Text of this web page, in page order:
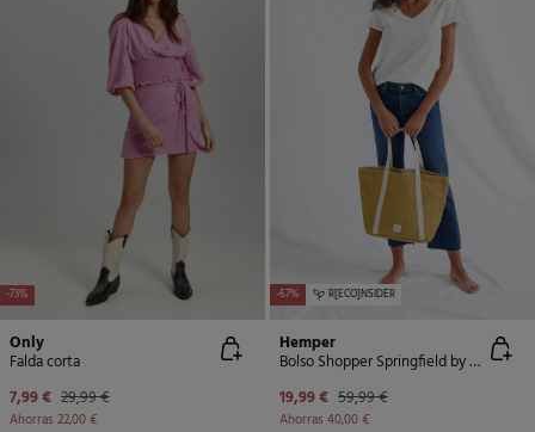
-73%
Only
Falda corta
7,99 € 29,99 €
Ahorras 22,00 €
-67% R[ECO]NSIDER
Hemper
Bolso Shopper Springfield by Hemper
19,99 € 59,99 €
Ahorras 40,00 €